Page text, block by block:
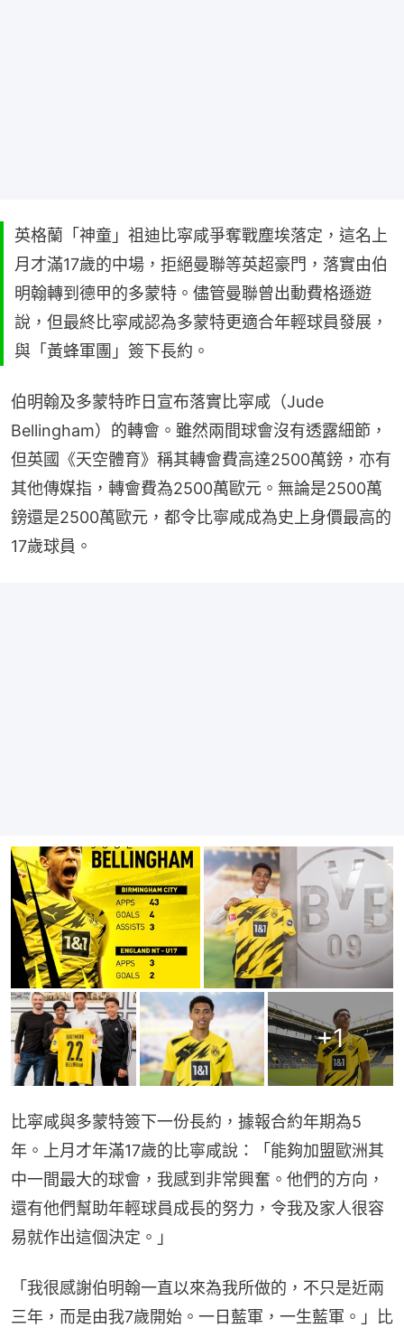
英格蘭「神童」祖迪比寜咸爭奪戰塵埃落定，這名上
月才滿17歲的中場，拒絕曼聯等英超豪門，落實由伯
明翰轉到德甲的多蒙特。儘管曼聯曾出動費格遜遊
說，但最終比寜咸認為多蒙特更適合年輕球員發展，
與「黃蜂軍團」簽下長約。
伯明翰及多蒙特昨日宣布落實比寜咸（Jude
Bellingham）的轉會。雖然兩間球會沒有透露細節，
但英國《天空體育》稱其轉會費高達2500萬鎊，亦有
其他傳媒指，轉會費為2500萬歐元。無論是2500萬
鎊還是2500萬歐元，都令比寧咸成為史上身價最高的
17歲球員。
+1
比寜咸與多蒙特簽下一份長約，據報合約年期為5
年。上月才年滿17歲的比寧咸說：「能夠加盟歐洲其
中一間最大的球會，我感到非常興奮。他們的方向，
還有他們幫助年輕球員成長的努力，令我及家人很容
易就作出這個決定。」
「我很感謝伯明翰一直以來為我所做的，不只是近兩
三年，而是由我7歲開始。一日藍軍，一生藍軍。」比